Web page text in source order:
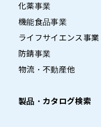
化薬事業
機能食品事業
ライフサイエンス事業
防錆事業
物流・不動産他
製品・カタログ検索